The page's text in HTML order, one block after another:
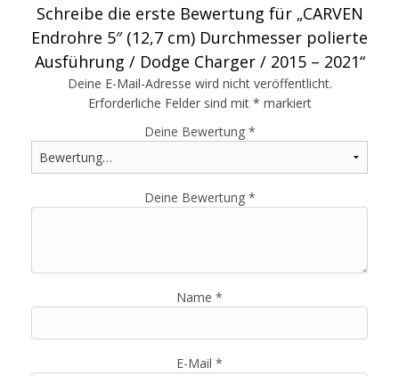
Schreibe die erste Bewertung für „CARVEN
Endrohre 5″ (12,7 cm) Durchmesser polierte
Ausführung / Dodge Charger / 2015 – 2021“
Deine E-Mail-Adresse wird nicht veröffentlicht.
Erforderliche Felder sind mit * markiert
Deine Bewertung *
Deine Bewertung *
Name *
E-Mail *